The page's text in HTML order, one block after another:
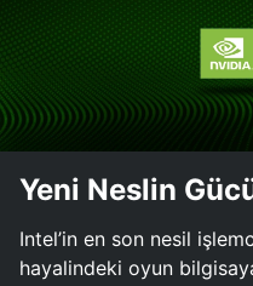
Yeni Neslin
Intel’in en son nesil
hayalindeki oyun